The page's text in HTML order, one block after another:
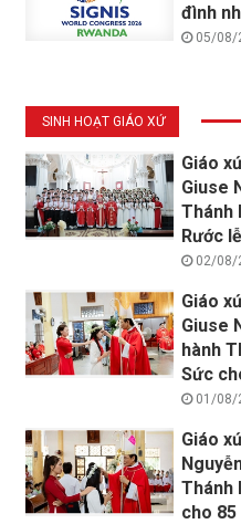
đình
05/08/
SINH HOẠT GIÁO XỨ
Giáo
Giuse
Thánh
Rước
02/08/
Giáo
Giuse
hành
Sức
01/08/
Giáo
Thánh
cho